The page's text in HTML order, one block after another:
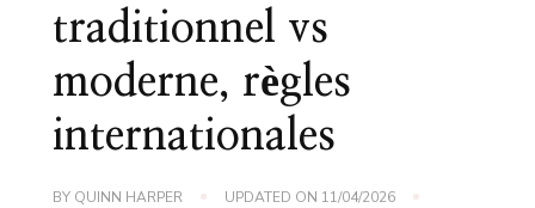
traditionnel vs
moderne, règles
internationales
BY QUINN HARPER UPDATED ON 11/04/2026